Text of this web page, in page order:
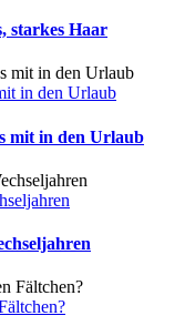
starkes Haar
in den Urlaub
mit in den Urlaub